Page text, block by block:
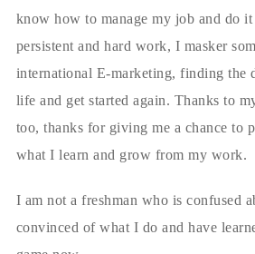
know how to manage my job and do
persistent and hard work, I masker
international E-marketing, finding the
life and get started again. Thanks to
too, thanks for giving me a chance to
what I learn and grow from my work.
I am not a freshman who is confused
convinced of what I do and have